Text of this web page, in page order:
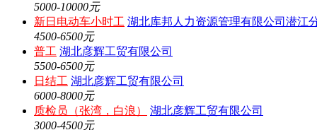
5000-10000元
新日电动车小时工 湖北库邦人力资源管理有限公司潜江
4500-6500元
普工 湖北彦辉工贸有限公司
5500-6500元
日结工 湖北彦辉工贸有限公司
6000-8000元
质检员（张湾，白浪）
湖北彦辉工贸有限公司
3000-4500元